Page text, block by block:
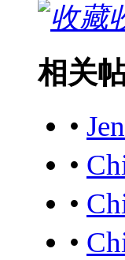
相关
•
•
•
•